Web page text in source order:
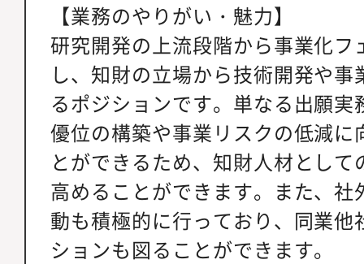
【業務のやりがい・魅力】
研究開発の上流段階から事業化
し、知財の立場から技術開発や
るポジションです。単なる出願
優位の構築や事業リスクの低減
とができるため、知財人材とし
高めることができます。また、
動も積極的に行っており、同業
ションも図ることができます。